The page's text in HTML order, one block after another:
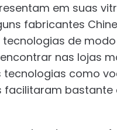
em suas
fabricantes
de
nas lojas
tecnologias como
facilitaram bastante